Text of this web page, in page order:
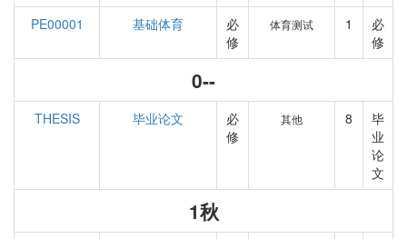
PE00001
基础体育
必
修
体育测试 1
必
修
0--
THESIS 毕业论文
必
修
其他 8
毕
业
论
文
1秋